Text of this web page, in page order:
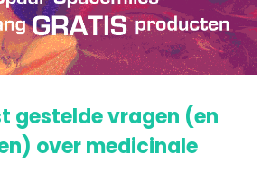
gestelde vragen (en
over medicinale